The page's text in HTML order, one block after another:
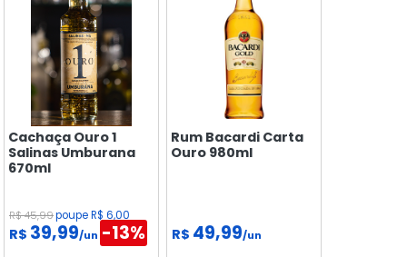
ESTAR
Cachaça Ouro 1
Salinas Umburana
670ml
R$ 45,99poupe R$ 6,00
R$ 39,99/un -13%
Rum Bacardi Carta
Ouro 980ml
R$ 49,99/un